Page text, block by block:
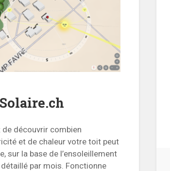
de découvrir combien
et de chaleur votre toit peut
sur la base de l’ensoleillement
détaillé par mois. Fonctionne